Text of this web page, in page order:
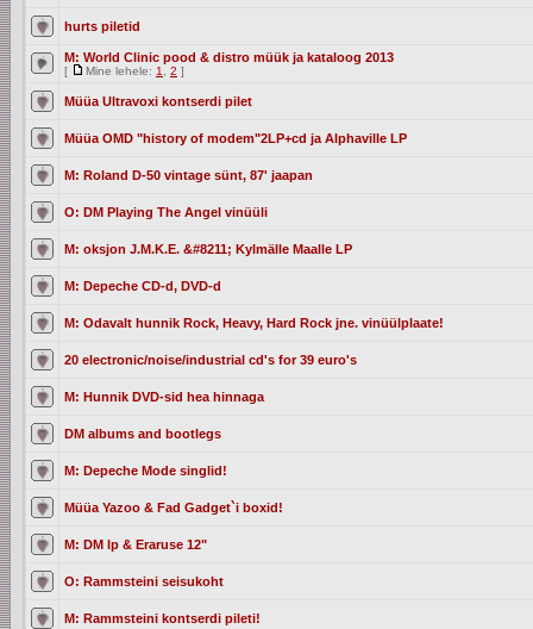
hurts piletid
M: World Clinic pood & distro müük ja kataloog 2013
[ Mine lehele: 1 2 ]
Müüa Ultravoxi kontserdi pilet
Müüa OMD "history of modem"2LP+cd ja Alphaville LP
M: Roland D-50 vintage sünt, 87' jaapan
O: DM Playing The Angel vinüüli
M: oksjon J.M.K.E. &#8211; Kylmälle Maalle LP
M: Depeche CD-d, DVD-d
M: Odavalt hunnik Rock, Heavy, Hard Rock jne. vinüülplaate!
20 electronic/noise/industrial cd's for 39 euro's
M: Hunnik DVD-sid hea hinnaga
DM albums and bootlegs
M: Depeche Mode singlid!
Müüa Yazoo & Fad Gadget`i boxid!
M: DM lp & Eraruse 12"
O: Rammsteini seisukoht
M: Rammsteini kontserdi pileti!